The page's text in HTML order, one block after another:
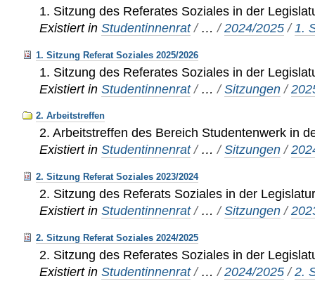
1. Sitzung des Referates Soziales in der
Existiert in Studentinnenrat / …/2024/2025 / 1.
1. Sitzung Referat Soziales 2025/2026
1. Sitzung des Referates Soziales in der
Existiert in Studentinnenrat / …/Sitzungen /
2. Arbeitstreffen
2. Arbeitstreffen des Bereich Studentenwerk in
Existiert in Studentinnenrat / …/Sitzungen /
2. Sitzung Referat Soziales 2023/2024
2. Sitzung des Referats Soziales in der
Existiert in Studentinnenrat / …/Sitzungen /
2. Sitzung Referat Soziales 2024/2025
2. Sitzung des Referates Soziales in der
Existiert in Studentinnenrat / …/2024/2025 /2.